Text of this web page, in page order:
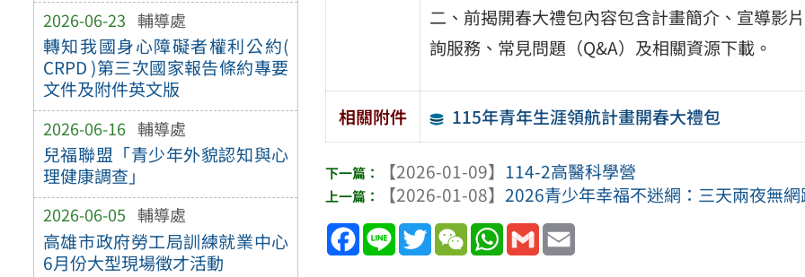
2026-06-23 輔導處
轉知我國身心障礙者權利公約(
CRPD )第三次國家報告條約專要
文件及附件英文版
2026-06-16 輔導處
兒福聯盟「青少年外貌認知與心
理健康調查」
2026-06-05 輔導處
高雄市政府勞工局訓練就業中心
6月份大型現場徵才活動
二、前揭開春大禮包內容包含計畫簡介、宣導影
詢服務、常見問題（Q&A）及相關資源下載。
相關附件 115年青年生涯領航計畫開春大禮包
【2026-01-09】 114-2高醫科學營
【2026-01-08】2026青少年幸福不迷網：三天兩夜無
Facebook
Line TwitterWeChatWhatsApp
Gmail